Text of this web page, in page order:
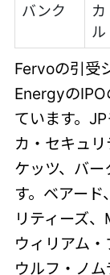
バンク
ル
Fervoの引受
EnergyのIPO
ています。
カ・セキュ
ケッツ、バ
す。ベアー
リティーズ
ウィリアム・
ウルフ・ノ